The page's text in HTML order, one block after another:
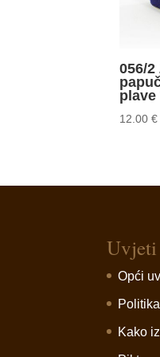
056/2
plave
12.00€
Uvjeti
Opći
Kako